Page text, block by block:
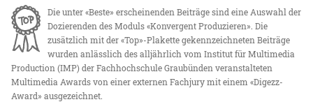
Die unter «Beste» erscheinenden Beiträge sind eine Auswahl der
Dozierenden des Moduls «Konvergent Produzieren». Die
zusätzlich mit der «Top»-Plakette gekennzeichneten Beiträge
wurden anlässlich des alljährlich vom Institut für Multimedia
Production (IMP) der Fachhochschule Graubünden veranstalteten
Multimedia Awards von einer externen Fachjury mit einem «Digezz-
Award» ausgezeichnet.